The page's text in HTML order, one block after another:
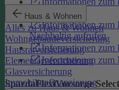
Haus & Wohnen
Alles zu Haus & Wohnen
Wohngebäudeversicherung
Hausratversicherung
Elementarversicherung
Glasversicherung
Immobilienfinanzierung
aufrufen
Informationen
Nachhaltig aufrufen
Informationen zum
Informationen zum
SpardaFlexiVorsorge Select